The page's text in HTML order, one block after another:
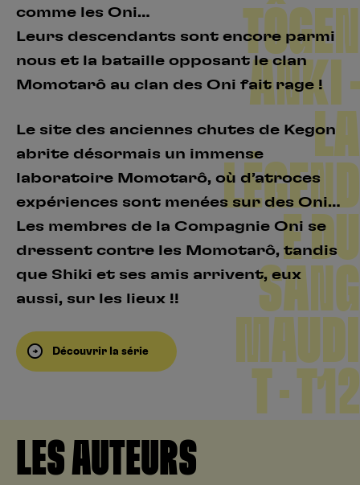
comme les Oni…
Leurs descendants sont encore parmi
nous et la bataille opposant le clan
Momotarô au clan des Oni fait rage !
Le site des anciennes chutes de Kegon
abrite désormais un immense
laboratoire Momotarô, où d’atroces
expériences sont menées sur des Oni…
Les membres de la Compagnie Oni se
dressent contre les Momotarô, tandis
que Shiki et ses amis arrivent, eux
aussi, sur les lieux !!
Découvrir la série
TÔGEN
ANKI –
LA
LÉGEND
E DU
SANG
MAUDI
T – T12
LES AUTEURS